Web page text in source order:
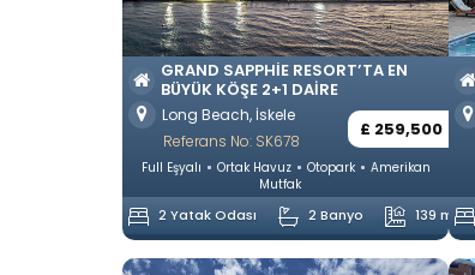
GRAND SAPPHIE RESORT’TA EN
BÜYÜK KÖŞE 2+1 DAIRE
Long Beach, İskele
£ 259,500
Referans No: SK678
Full Eşyalı Ortak Havuz Otopark
Amerikan
Mutfak
2 Yatak Odası 2 Banyo 139 m²